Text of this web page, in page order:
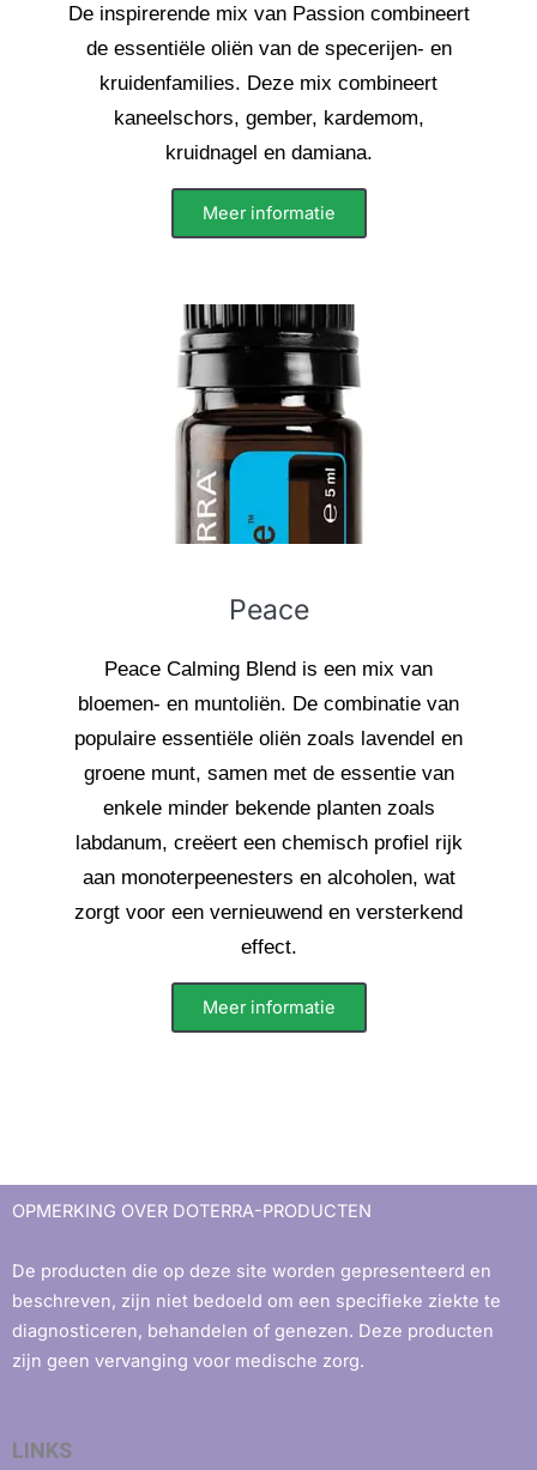
De inspirerende mix van Passion combineert
de essentiële oliën van de specerijen- en
kruidenfamilies. Deze mix combineert
kaneelschors, gember, kardemom,
kruidnagel en damiana.
Meer informatie
Peace
Peace Calming Blend is een mix van
bloemen- en muntoliën. De combinatie van
populaire essentiële oliën zoals lavendel en
groene munt, samen met de essentie van
enkele minder bekende planten zoals
labdanum, creëert een chemisch profiel rijk
aan monoterpeenesters en alcoholen, wat
zorgt voor een vernieuwend en versterkend
effect.
Meer informatie
OPMERKING OVER DOTERRA-PRODUCTEN
De producten die op deze site worden gepresenteerd en
beschreven, zijn niet bedoeld om een ​​specifieke ziekte te
diagnosticeren, behandelen of genezen. Deze producten
zijn geen vervanging voor medische zorg.
LINKS